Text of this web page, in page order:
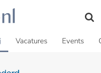
Vacatures Events